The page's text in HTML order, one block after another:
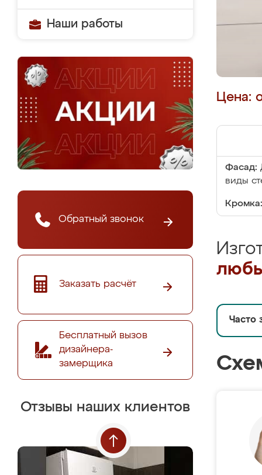
Наши работы
Обратный звонок
Заказать расчёт
Бесплатный вызов
дизайнера-
замерщика
Отзывы наших клиентов
Цена:
Фасад:
виды
Кромка:
Часто